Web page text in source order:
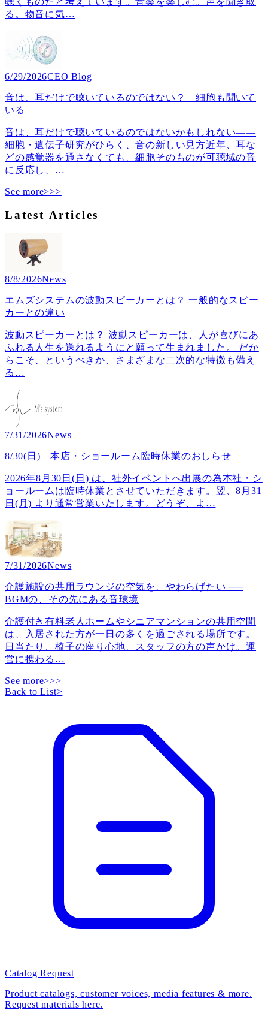
る。物音に気…
6/29/2026CEO Blog
音は、耳だけで聴いているのではない？ 細胞も聞いて
いる
音は、耳だけで聴いているのではないかもしれない――
細胞・遺伝子研究がひらく、音の新しい見方近年、耳な
どの感覚器を通さなくても、細胞そのものが可聴域の音
に反応し、 …
See more>>>
Latest Articles
8/8/2026News
エムズシステムの波動スピーカーとは？ 一般的なスピー
カーとの違い
波動スピーカーとは？ 波動スピーカーは、人が喜びにあ
ふれる人生を送れるようにと願って生まれました。 だか
らこそ、というべきか、さまざまな二次的な特徴も備え
る …
7/31/2026News
8/30(日) 本店・ショールーム臨時休業のおしらせ
2026年8月30日(日) は、社外イベントへ出展の為本社・シ
ョールームは臨時休業とさせていただきます。翌、8月31
日(月) より通常営業いたします。どうぞ、よ …
7/31/2026News
介護施設の共用ラウンジの空気を、やわらげたい ──
BGMの、その先にある音環境
介護付き有料老人ホームやシニアマンションの共用空間
は、入居された方が一日の多くを過ごされる場所です。
日当たり、椅子の座り心地、スタッフの方の声かけ。運
営に携わる …
See more>>>
Back to List>
Catalog Request
Product catalogs, customer voices, media features & more.
Request materials here.